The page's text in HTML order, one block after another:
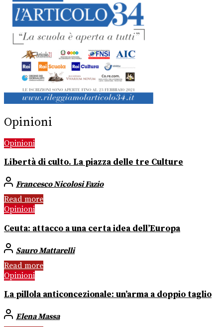
Opinioni
Opinioni
Libertà di culto. La piazza delle tre Culture
Francesco Nicolosi Fazio
Read more
Opinioni
Ceuta: attacco a una certa idea dell’Europa
Sauro Mattarelli
Read more
Opinioni
La pillola anticoncezionale: un’arma a doppio taglio
Elena Massa